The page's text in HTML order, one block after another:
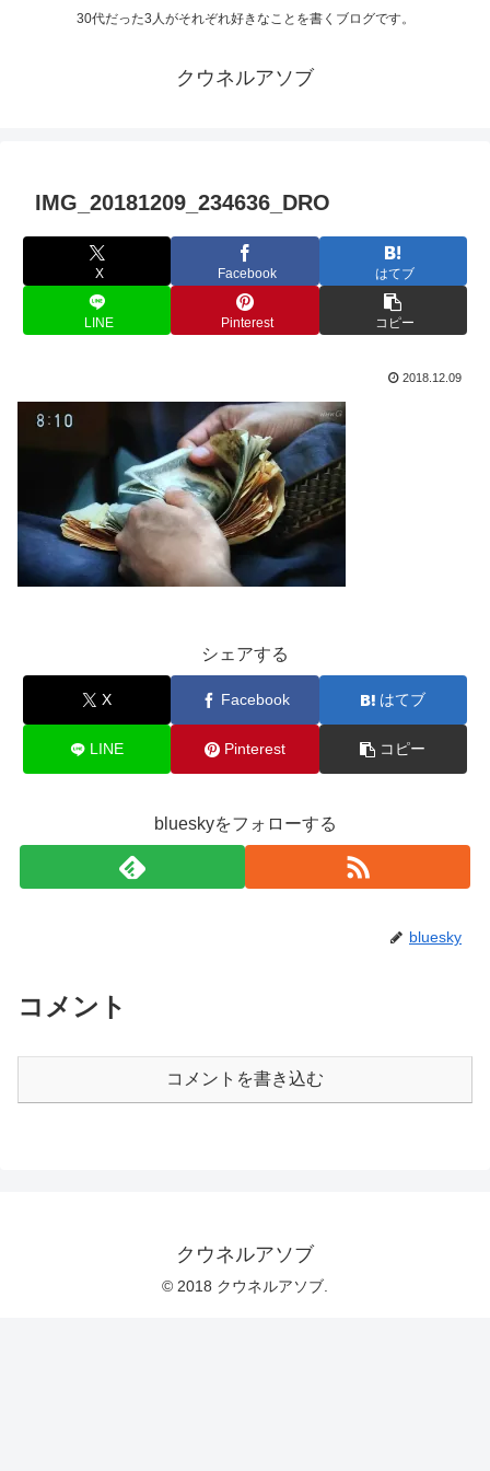
30代だった3人がそれぞれ好きなことを書くブログです。
クウネルアソブ
IMG_20181209_234636_DRO
X Facebook はてブ
LINE Pinterest コピー
2018.12.09
シェアする
X Facebook はてブ
LINE Pinterest コピー
blueskyをフォローする
bluesky
コメント
コメントを書き込む
クウネルアソブ
© 2018 クウネルアソブ.